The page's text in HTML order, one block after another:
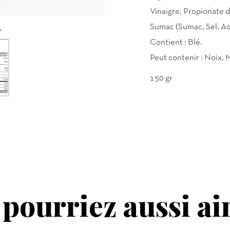
Vinaigre, Propionate
Sumac (Sumac, Sel,
Contient : Blé.
Peut contenir : Noix,
150 gr
aussi